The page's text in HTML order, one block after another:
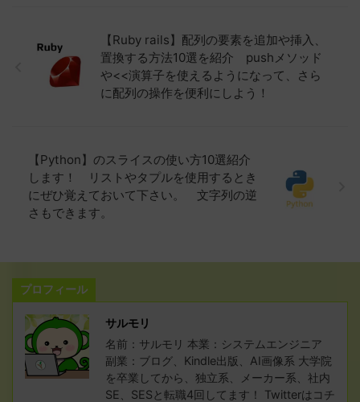
【Ruby rails】配列の要素を追加や挿入、
置換する方法10選を紹介 pushメソッド
や<<演算子を使えるようになって、さら
に配列の操作を便利にしよう！
【Python】のスライスの使い方10選紹介
します！ リストやタプルを使用するとき
にぜひ覚えておいて下さい。 文字列の逆
さもできます。
プロフィール
サルモリ
名前：サルモリ 本業：システムエンジニア
副業：ブログ、Kindle出版、AI画像系 大学院
を卒業してから、独立系、メーカー系、社内
SE、SESと転職4回してます！ Twitterはコチ